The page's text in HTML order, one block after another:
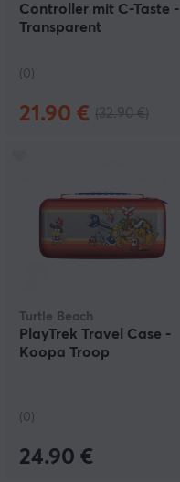
Controller mit C-Taste -
Transparent
(0)
21.90 €
Turtle Beach
PlayTrek Travel Case -
Koopa Troop
(0)
24.90 €